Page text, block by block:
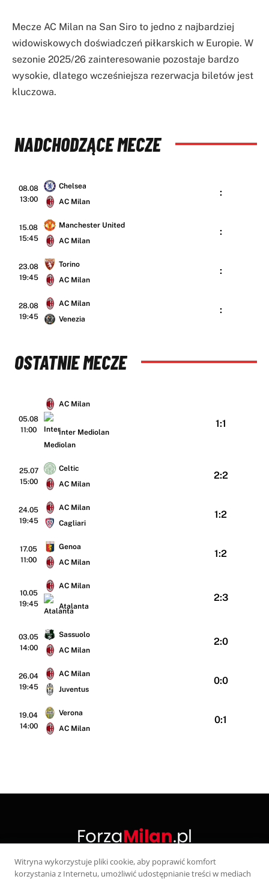
Mecze AC Milan na San Siro to jedno z najbardziej
widowiskowych doświadczeń piłkarskich w Europie. W
sezonie 2025/26 zainteresowanie pozostaje bardzo
wysokie, dlatego wcześniejsza rezerwacja biletów jest
kluczowa.
NADCHODZĄCE MECZE
08.08
13:00
Chelsea
AC Milan
:
15.08
15:45
Manchester United
AC Milan
:
23.08
19:45
Torino
AC Milan
:
28.08
19:45
AC Milan
Venezia
:
OSTATNIE MECZE
05.08
11:00
AC Milan
Inter Mediolan
1:1
25.07
15:00
Celtic
AC Milan
2:2
24.05
19:45
AC Milan
Cagliari
1:2
17.05
11:00
Genoa
AC Milan
1:2
10.05
19:45
AC Milan
Atalanta
2:3
03.05
14:00
Sassuolo
AC Milan
2:0
26.04
19:45
AC Milan
Juventus
0:0
19.04
14:00
Verona
AC Milan
0:1
Witryna wykorzystuje pliki cookie, aby poprawić komfort
korzystania z Internetu, umożliwić udostępnianie treści w mediach